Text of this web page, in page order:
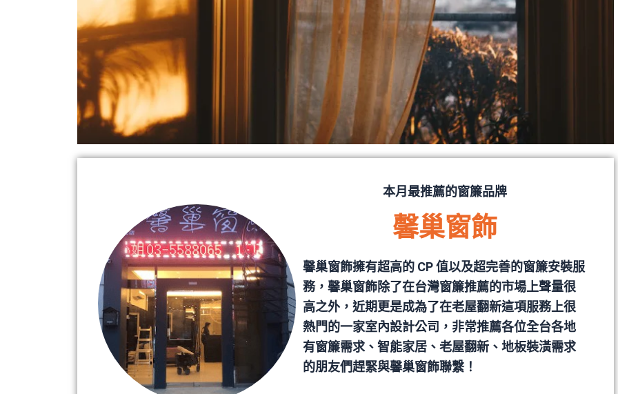
本月最推薦的窗簾品牌
馨巢窗飾
馨巢窗飾擁有超高的 CP 值以及超完善的窗簾安裝服
務，馨巢窗飾除了在台灣窗簾推薦的市場上聲量很
高之外，近期更是成為了在老屋翻新這項服務上很
熱門的一家室內設計公司，非常推薦各位全台各地
有窗簾需求、智能家居、老屋翻新、地板裝潢需求
的朋友們趕緊與馨巢窗飾聯繫！